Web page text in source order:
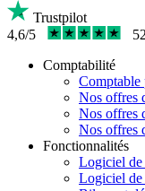
Trustpilot
4,6/5
Comptabilité
Comptable
Nos offres
Nos offres
Nos offres
Fonctionnalités
Logiciel
Logiciel de